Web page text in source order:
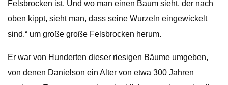
Felsbrocken ist. Und wo man einen Baum sieht, der nach
oben kippt, sieht man, dass seine Wurzeln eingewickelt
sind.“ um große große Felsbrocken herum.
Er war von Hunderten dieser riesigen Bäume umgeben,
von denen Danielson ein Alter von etwa 300 Jahren